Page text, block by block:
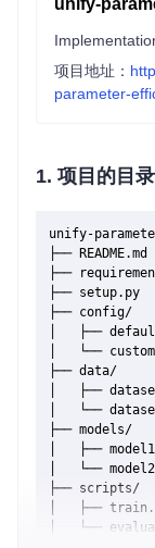
项目地址：
parameter-
1. 项目的目
unify-
├── README.md
├──
├── setup.py
├── config/
│   ├──
│   └──
├── data/
│   ├──
│   └──
├── models/
│   ├──
│   └──
├── scripts/
│   ├──
│   └──